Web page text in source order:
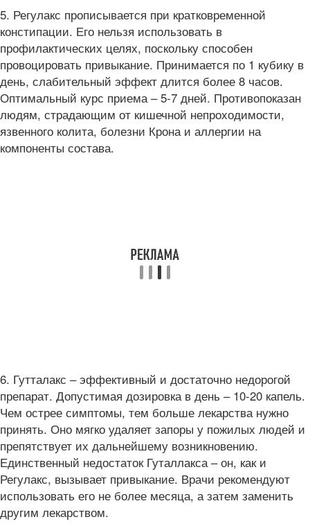
5. Регулакс прописывается при кратковременной
констипации. Его нельзя использовать в
профилактических целях, поскольку способен
провоцировать привыкание. Принимается по 1 кубику в
день, слабительный эффект длится более 8 часов.
Оптимальный курс приема – 5-7 дней. Противопоказан
людям, страдающим от кишечной непроходимости,
язвенного колита, болезни Крона и аллергии на
компоненты состава.
6. Гутталакс – эффективный и достаточно недорогой
препарат. Допустимая дозировка в день – 10-20 капель.
Чем острее симптомы, тем больше лекарства нужно
принять. Оно мягко удаляет запоры у пожилых людей и
препятствует их дальнейшему возникновению.
Единственный недостаток Гуталлакса – он, как и
Регулакс, вызывает привыкание. Врачи рекомендуют
использовать его не более месяца, а затем заменить
другим лекарством.